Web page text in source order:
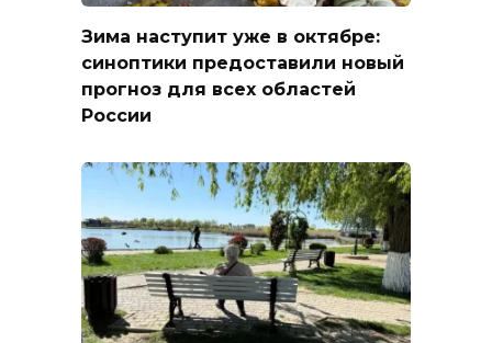
Зима наступит уже в октябре:
синоптики предоставили новый
прогноз для всех областей
России